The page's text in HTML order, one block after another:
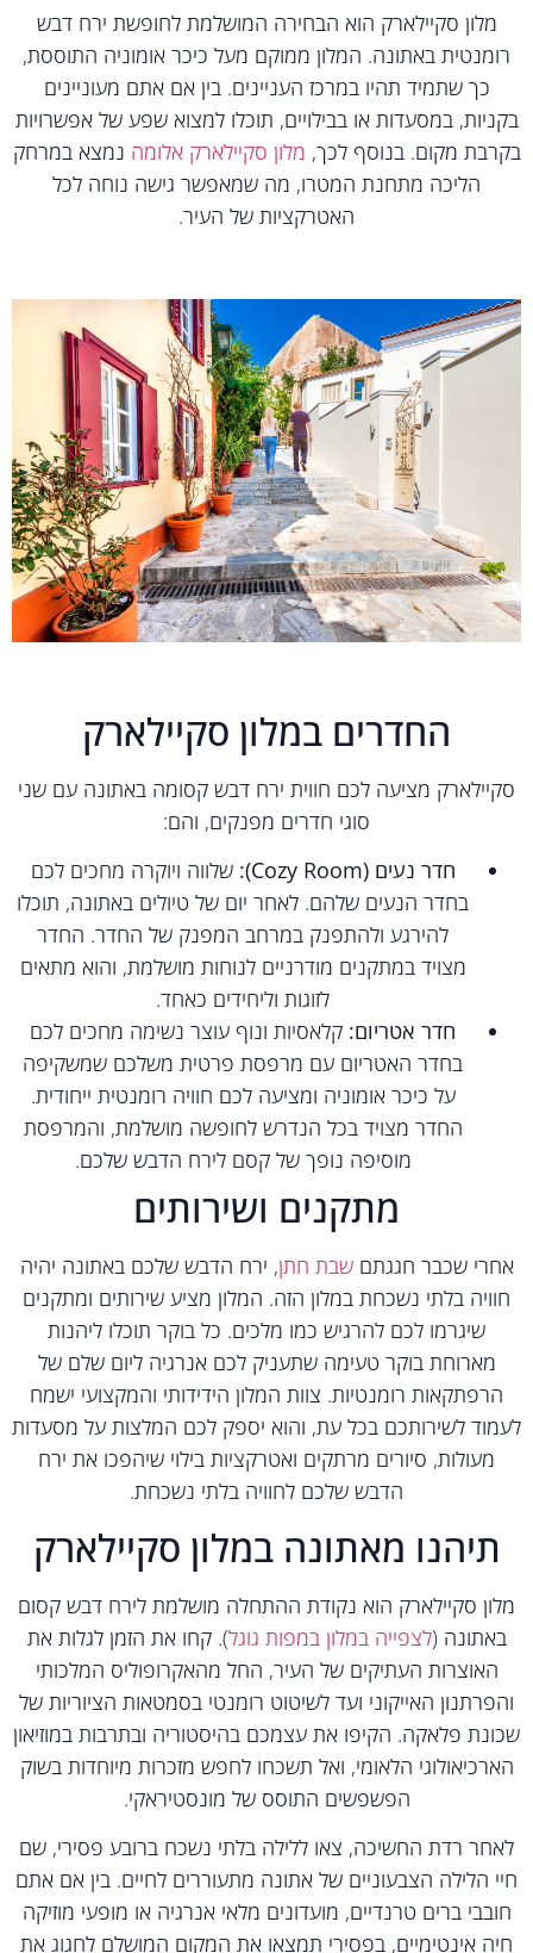
מלון סקיילארק הוא הבחירה המושלמת לחופשת ירח דבש
באתונה. המלון ממוקם מעל כיכר אומוניה התוססת,
כך שתמיד תהיו במרכז העניינים. בין אם אתם מעוניינים
במסעדות או בבילויים, תוכלו למצוא שפע של אפשרויות
מקום. בנוסף לכך,מלון סקיילארק אלומהנמצא במרחק
הליכה מתחנת המטרו, מה שמאפשר גישה נוחה לכל
האטרקציות של העיר.
החדרים במלון סקיילארק
מציעה לכם חווית ירח דבש קסומה באתונה עם שני
סוגי חדרים מפנקים, והם:
חדר נעים (Cozy Room):
שלווה ויוקרה מחכים לכם
בחדר הנעים שלהם. לאחר יום של טיולים באתונה, תוכלו
להירגע ולהתפנק במרחב המפנק של החדר. החדר
מצויד במתקנים מודרניים לנוחות מושלמת, והוא מתאים
לזוגות וליחידים כאחד.
חדר אטריום:קלאסיות ונוף עוצר נשימה מחכים לכם
בחדר האטריום עם מרפסת פרטית משלכם שמשקיפה
על כיכר אומוניה ומציעה לכם חוויה רומנטית ייחודית.
החדר מצויד בכל הנדרש לחופשה מושלמת, והמרפסת
מוסיפה נופך של קסם לירח הדבש שלכם.
מתקנים ושירותים
שכבר חגגתםשבת חתן , ירח הדבש שלכם באתונה יהיה
בלתי נשכחת במלון הזה. המלון מציע שירותים ומתקנים
שיגרמו לכם להרגיש כמו מלכים. כל בוקר תוכלו ליהנות
מארוחת בוקר טעימה שתעניק לכם אנרגיה ליום שלם של
רומנטיות. צוות המלון הידידותי והמקצועי ישמח
לשירותכם בכל עת, והוא יספק לכם המלצות על מסעדות
מעולות, סיורים מרתקים ואטרקציות בילוי שיהפכו את ירח
הדבש שלכם לחוויה בלתי נשכחת.
תיהנו מאתונה במלון סקיילארק
סקיילארק הוא נקודת ההתחלה מושלמת לירח דבש קסום
(לצפייה במלון במפות גוגל ). קחו את הזמן לגלות את
האוצרות העתיקים של העיר, החל מהאקרופוליס המלכותי
האייקוני ועד לשיטוט רומנטי בסמטאות הציוריות של
פלאקה. הקיפו את עצמכם בהיסטוריה ובתרבות במוזיאון
הלאומי, ואל תשכחו לחפש מזכרות מיוחדות בשוק
הפשפשים התוסס של מונסטיראקי.
רדת החשיכה, צאו ללילה בלתי נשכח ברובע פסירי, שם
הלילה הצבעוניים של אתונה מתעוררים לחיים. בין אם אתם
ברים טרנדיים, מועדונים מלאי אנרגיה או מופעי מוזיקה
אינטימיים, בפסירי תמצאו את המקום המושלם לחגוג את